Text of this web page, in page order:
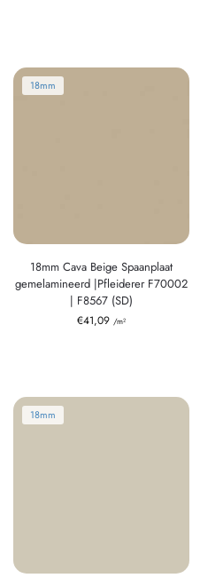
18mm
18mm Cava Beige Spaanplaat
gemelamineerd |Pfleiderer F70002
| F8567 (SD)
€41,09 /m²
18mm